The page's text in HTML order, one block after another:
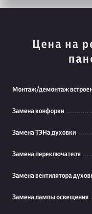
Цена на
Монтаж/демонтаж
Замена конфорки
Замена ТЭНа духовки
Замена переключателя
Замена вентилятора
Замена лампы освещения